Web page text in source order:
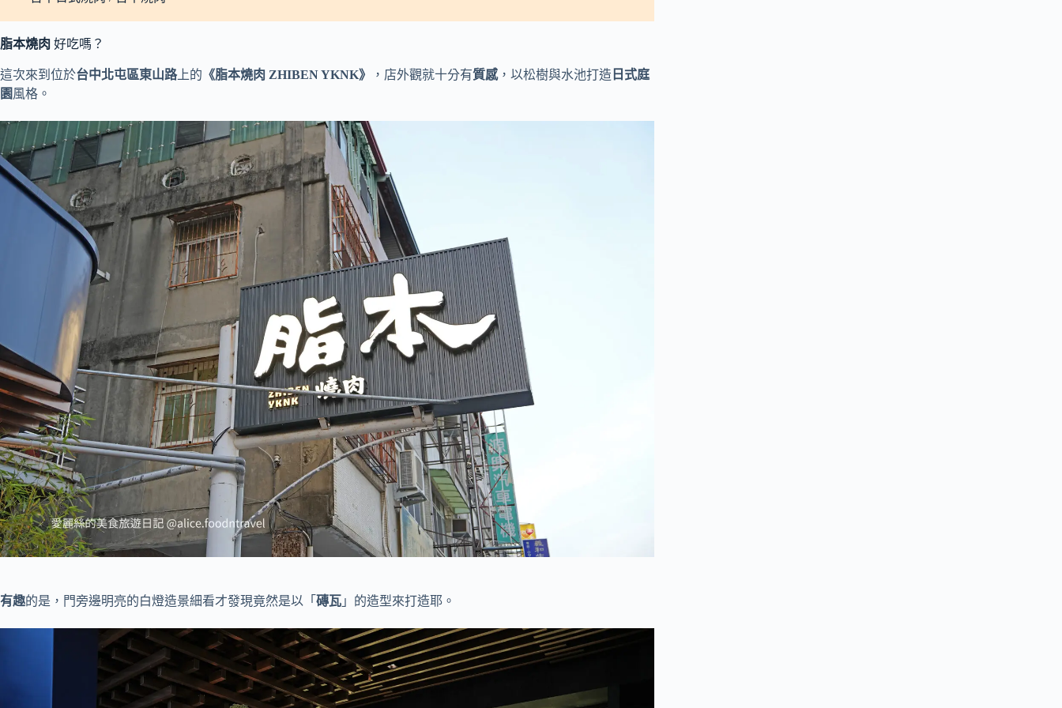
脂本燒肉 好吃嗎？
這次來到位於台中北屯區東山路上的 《脂本燒肉 ZHIBEN YKNK》 ，店外觀就十分有質感，以松樹與水池打造 日式庭
園風格。
有趣的是，門旁邊明亮的白燈造景細看才發現竟然是以「 磚瓦 」的造型來打造耶。